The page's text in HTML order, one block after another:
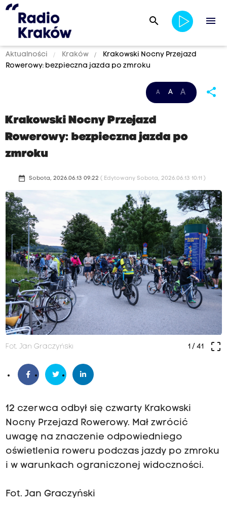
search menu
Aktualności Kraków
Krakowski Nocny Przejazd
Rowerowy: bezpieczna jazda po zmroku
A A A share
Krakowski Nocny Przejazd
Rowerowy: bezpieczna jazda po
zmroku
date_range Sobota, 2026.06.13 09:22 ( Edytowany Sobota, 2026.06.13 10:11 )
Fot. Jan Graczyński crop_free
1/ 41
12 czerwca odbył się czwarty Krakowski
Nocny Przejazd Rowerowy. Mał zwrócić
uwagę na znaczenie odpowiedniego
oświetlenia roweru podczas jazdy po zmroku
i w warunkach ograniczonej widoczności.
Fot. Jan Graczyński